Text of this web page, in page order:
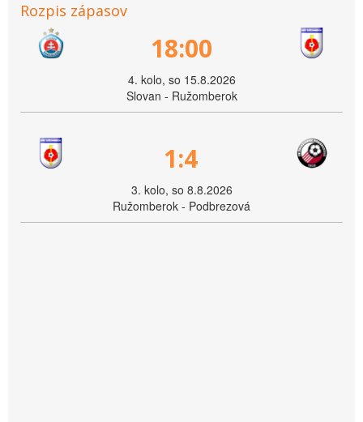
Rozpis zápasov
18:00
4. kolo, so 15.8.2026
Slovan - Ružomberok
1:4
3. kolo, so 8.8.2026
Ružomberok - Podbrezová